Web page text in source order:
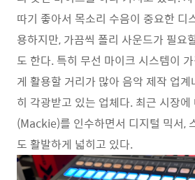
따기 좋아서 목소리 수음이 중요한 디
용하지만, 가끔씩 폴리 사운드가 필요
도 한다. 특히 무선 마이크 시스템이
게 활용할 거리가 많아 음악 제작 업
히 각광받고 있는 업체다. 최근 시장에
(Mackie)를 인수하면서 디지털 믹서,
도 활발하게 넓히고 있다.